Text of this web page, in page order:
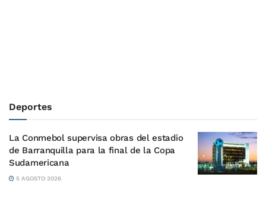
Deportes
La Conmebol supervisa obras del estadio
de Barranquilla para la final de la Copa
Sudamericana
5 AGOSTO 2026